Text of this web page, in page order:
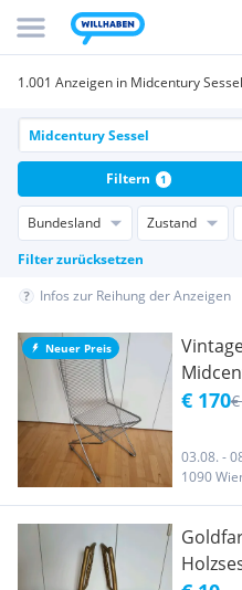
1.001 Anzeigen in Midcentury Sessel
Bundesland Zustand
Filter zurücksetzen
Filtern 1
Infos zur Reihung der Anzeigen
Neuer Preis
Wire
Sessel
€ 170
03.08. -
1090